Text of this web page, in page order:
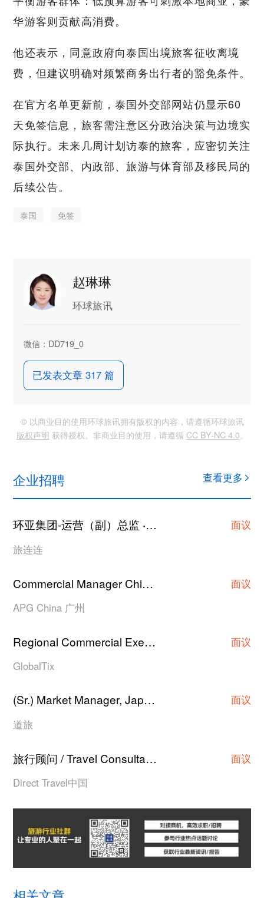
华游客则贡献高消费。
他还表示，同意政府向泰国出境旅客征收离境
费，但建议明确对频繁商务出行者的豁免条件。
在官方名单更新前，泰国外交部网站仍显示60
天免签信息，旅客需注意区分政治决策与边境实
际执行。未来几周计划访泰的旅客，应密切关注
泰国外交部、内政部、旅游与体育部及移民局的
后续公告。
泰国 免签
赵琳琳
环球旅讯
微信：DD719_0
已发表文章 317 篇
© 以商业目的使用环球旅讯拥有版权的内容，请遵循环球旅讯
版权声明 获得授权。非商业目的使用，请遵循 CC BY-NC 4.0。
企业招聘 查看更多
环亚集团-运营（副）总监 · 上海
面议
旅连连
Commercial Manager China
面议
APG China 广州
Regional Commercial Executive/Asst Manager/Manager
面议
GlobalTix
(Sr.) Market Manager, Japan Hotel Contracting ·
面议
道旅
旅行顾问 / Travel Consultant·
面议
Direct Travel中国